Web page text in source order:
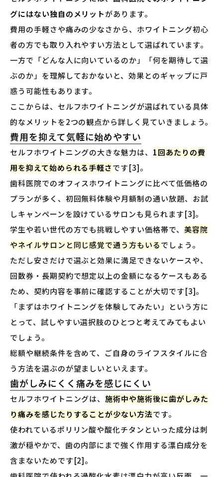
グにはない独自のメリットがあります。
費用の手軽さや痛みの少なさから、ホワイトニング初心
者の方でも取り入れやすい方法として選ばれています。
一方で「どんな人に向いているのか」「何を期待して選
ぶのか」を理解しておかないと、効果とのギャップに戸
惑う可能性もあります。
ここからは、セルフホワイトニングが選ばれている具体
的なメリットを2つの観点から詳しく見ていきましょう。
費用を抑えて気軽に始めやすい
セルフホワイトニングの大きな魅力は、 1回あたりの費
用を抑えて始められる手軽さです[3]。
歯科医院でのオフィスホワイトニングに比べて低価格の
プランが多く、初回無料体験や月額制の通い放題、お試
しキャンペーンを設けているサロンも見られます[3]。
学生や若い世代の方でも挑戦しやすい価格帯で、 美容院
やネイルサロンと同じ感覚で通う方もいるでしょう。
ただし安さだけで選ぶと効果に満足できないケースや、
回数券・長期契約で想定以上の金額になるケースもある
ため、契約内容を事前に確認することが大切です[3]。
「まずはホワイトニングを体験してみたい」という方に
とって、試しやすい選択肢のひとつと考えてみてもよい
でしょう。
総額や継続条件を含めて、ご自身のライフスタイルに合
う方法を選ぶのが望ましいといえます。
歯がしみにくく痛みを感じにくい
セルフホワイトニングは、施術中や施術後に歯がしみた
り痛みを感じたりすることが少ない方法です。
使われているポリリン酸や酸化チタンといった成分は刺
激が穏やかで、歯の内部にまで強く作用する漂白成分を
含まないためです[2]。